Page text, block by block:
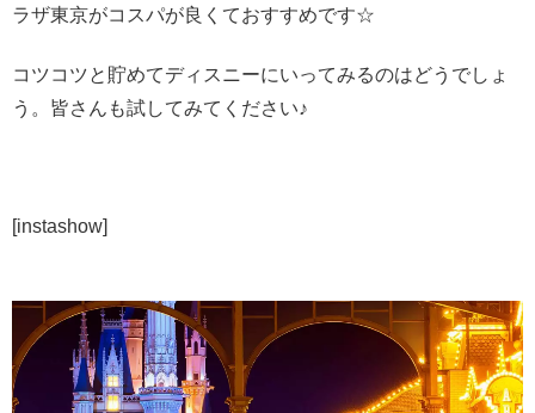
ラザ東京がコスパが良くておすすめです☆
コツコツと貯めてディスニーにいってみるのはどうでしょ
う。皆さんも試してみてください♪
[instashow]